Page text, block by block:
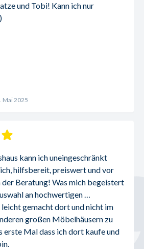
und Tobi! Kann ich nur
Mai 2025
kann ich uneingeschränkt
hilfsbereit, preiswert und vor
Beratung! Was mich begeistert
an hochwertigen
leicht gemacht dort und nicht im
großen Möbelhäusern zu
erste Mal dass ich dort kaufe und